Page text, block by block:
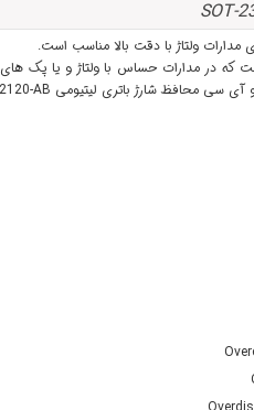
که در مدارات حساس با ولتاژ و یا پک های